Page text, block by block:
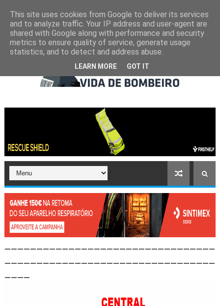
This site uses cookies from Google to deliver its services
and to analyze traffic. Your IP address and user-agent are
shared with Google along with performance and security
metrics to ensure quality of service, generate usage
statistics, and to detect and address abuse.
LEARN MORE GOT IT